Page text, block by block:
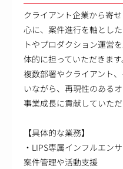
クライアント企業から寄
心に、案件進行を軸とし
トやプロダクション運営
体的に担っていただきます
複数部署やクライアント
いながら、再現性のある
事業成長に貢献していた
【具体的な業務】
・LIPS専属インフルエン
案件管理や活動支援